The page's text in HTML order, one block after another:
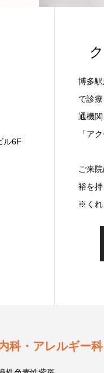
ル6F
博多
で診
通機
「ア
ご来
裕を持
※くれ
科・アレルギー科